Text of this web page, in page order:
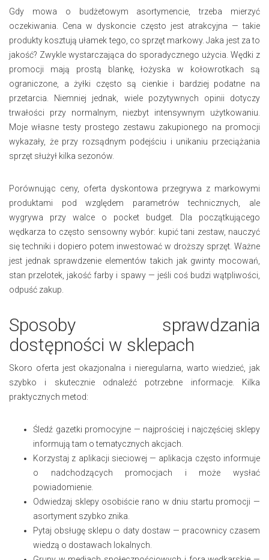
Gdy mowa o budżetowym asortymencie, trzeba mierzyć
oczekiwania. Cena w dyskoncie często jest atrakcyjna — takie
produkty kosztują ułamek tego, co sprzęt markowy. Jaka jest za to
jakość? Zwykle wystarczająca do sporadycznego użycia. Wędki z
promocji mają prostą blankę, łożyska w kołowrotkach są
ograniczone, a żyłki często są cienkie i bardziej podatne na
przetarcia. Niemniej jednak, wiele pozytywnych opinii dotyczy
trwałości przy normalnym, niezbyt intensywnym użytkowaniu.
Moje własne testy prostego zestawu zakupionego na promocji
wykazały, że przy rozsądnym podejściu i unikaniu przeciążania
sprzęt służył kilka sezonów.
Porównując ceny, oferta dyskontowa przegrywa z markowymi
produktami pod względem parametrów technicznych, ale
wygrywa przy walce o pocket budget. Dla początkującego
wędkarza to często sensowny wybór: kupić tani zestaw, nauczyć
się techniki i dopiero potem inwestować w droższy sprzęt. Ważne
jest jednak sprawdzenie elementów takich jak gwinty mocowań,
stan przelotek, jakość farby i spawy — jeśli coś budzi wątpliwości,
odpuść zakup.
Sposoby sprawdzania
dostępności w sklepach
Skoro oferta jest okazjonalna i nieregularna, warto wiedzieć, jak
szybko i skutecznie odnaleźć potrzebne informacje. Kilka
praktycznych metod:
Śledź gazetki promocyjne — najprościej i najczęściej sklepy
informują tam o tematycznych akcjach.
Korzystaj z aplikacji sieciowej — aplikacja często informuje
o nadchodzących promocjach i może wysłać
powiadomienie.
Odwiedzaj sklepy osobiście rano w dniu startu promocji —
asortyment szybko znika.
Pytaj obsługę sklepu o daty dostaw — pracownicy czasem
wiedzą o dostawach lokalnych.